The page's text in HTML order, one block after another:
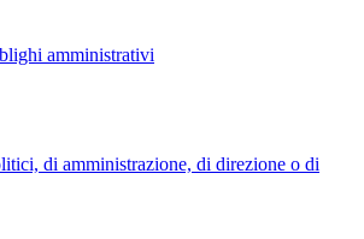
amministrativi
di amministrazione, di direzione o di